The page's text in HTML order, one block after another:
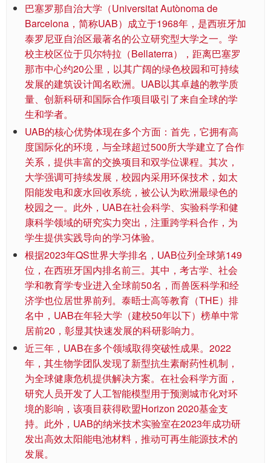
巴塞罗那自治大学（Universitat Autònoma de
Barcelona，简称UAB）成立于1968年，是西班牙加
泰罗尼亚自治区最著名的公立研究型大学之一。学
校主校区位于贝尔特拉（Bellaterra），距离巴塞罗
那市中心约20公里，以其广阔的绿色校园和可持续
发展的建筑设计闻名欧洲。UAB以其卓越的教学质
量、创新科研和国际合作项目吸引了来自全球的学
生和学者。
UAB的核心优势体现在多个方面：首先，它拥有高
度国际化的环境，与全球超过500所大学建立了合作
关系，提供丰富的交换项目和双学位课程。其次，
大学强调可持续发展，校园内采用环保技术，如太
阳能发电和废水回收系统，被公认为欧洲最绿色的
校园之一。此外，UAB在社会科学、实验科学和健
康科学领域的研究实力突出，注重跨学科合作，为
学生提供实践导向的学习体验。
根据2023年QS世界大学排名，UAB位列全球第149
位，在西班牙国内排名前三。其中，考古学、社会
学和教育学专业进入全球前50名，而兽医科学和经
济学也位居世界前列。泰晤士高等教育（THE）排
名中，UAB在年轻大学（建校50年以下）榜单中常
居前20，彰显其快速发展的科研影响力。
近三年，UAB在多个领域取得突破性成果。2022
年，其生物学团队发现了新型抗生素耐药性机制，
为全球健康危机提供解决方案。在社会科学方面，
研究人员开发了人工智能模型用于预测城市化对环
境的影响，该项目获得欧盟Horizon 2020基金支
持。此外，UAB的纳米技术实验室在2023年成功研
发出高效太阳能电池材料，推动可再生能源技术的
发展。